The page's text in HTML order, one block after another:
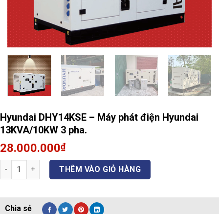
Hyundai DHY14KSE – Máy phát điện Hyundai
13KVA/10KW 3 pha.
28.000.000₫
Hyundai DHY14KSE – Máy phát điện Hyundai 13KVA/10KW 3 pha.
THÊM VÀO GIỎ HÀNG